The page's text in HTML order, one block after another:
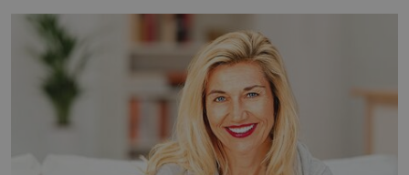
se na koloběžce a den zakončit poznáváním památek ve
Velkých Losinách nebo v termálním